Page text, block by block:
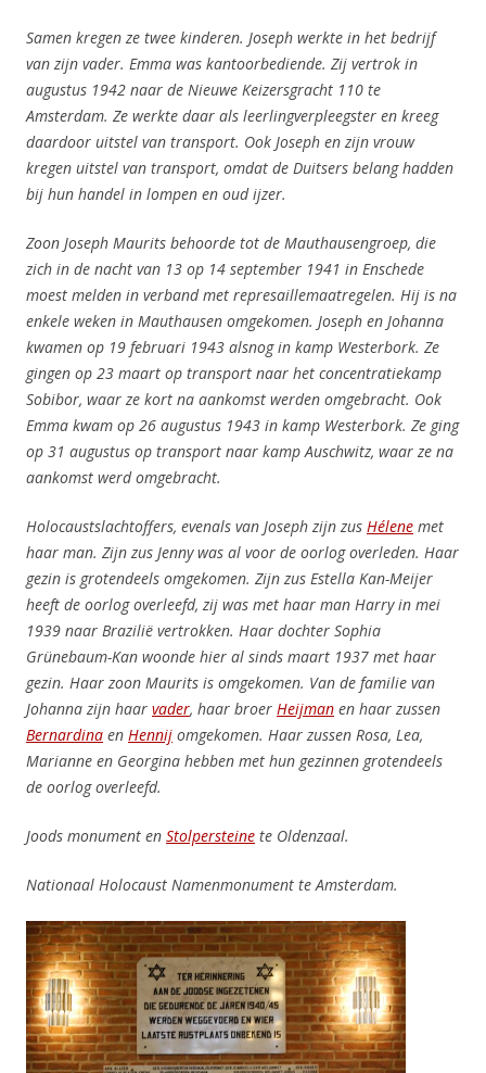
Samen kregen ze twee kinderen. Joseph werkte in het bedrijf
van zijn vader. Emma was kantoorbediende. Zij vertrok in
augustus 1942 naar de Nieuwe Keizersgracht 110 te
Amsterdam. Ze werkte daar als leerlingverpleegster en kreeg
daardoor uitstel van transport. Ook Joseph en zijn vrouw
kregen uitstel van transport, omdat de Duitsers belang hadden
bij hun handel in lompen en oud ijzer.
Zoon Joseph Maurits behoorde tot de Mauthausengroep, die
zich in de nacht van 13 op 14 september 1941 in Enschede
moest melden in verband met represaillemaatregelen. Hij is na
enkele weken in Mauthausen omgekomen. Joseph en Johanna
kwamen op 19 februari 1943 alsnog in kamp Westerbork. Ze
gingen op 23 maart op transport naar het concentratiekamp
Sobibor, waar ze kort na aankomst werden omgebracht. Ook
Emma kwam op 26 augustus 1943 in kamp Westerbork. Ze ging
op 31 augustus op transport naar kamp Auschwitz, waar ze na
aankomst werd omgebracht.
Holocaustslachtoffers, evenals van Joseph zijn zus Hélene met
haar man. Zijn zus Jenny was al voor de oorlog overleden. Haar
gezin is grotendeels omgekomen. Zijn zus Estella Kan-Meijer
heeft de oorlog overleefd, zij was met haar man Harry in mei
1939 naar Brazilië vertrokken. Haar dochter Sophia
Grünebaum-Kan woonde hier al sinds maart 1937 met haar
gezin. Haar zoon Maurits is omgekomen. Van de familie van
Johanna zijn haar vader, haar broer Heijman en haar zussen
Bernardina en Hennij omgekomen. Haar zussen Rosa, Lea,
Marianne en Georgina hebben met hun gezinnen grotendeels
de oorlog overleefd.
Joods monument en Stolpersteine te Oldenzaal.
Nationaal Holocaust Namenmonument te Amsterdam.